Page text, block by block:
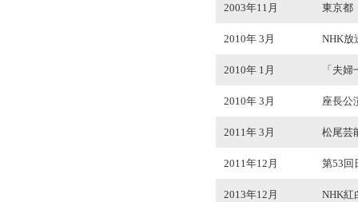
2003年11月 東京都
2010年 3月 NHK放
2010年 1月 「夫
2010年 3月 座長公
2011年 3月 松尾芸
2011年12月 第53回
2013年12月 NHK紅